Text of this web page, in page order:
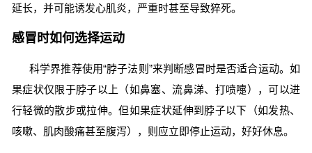
延长，并可能诱发心肌炎，严重时甚至导致猝死。
感冒时如何选择运动
科学界推荐使用“脖子法则”来判断感冒时是否适合运动。如
果症状仅限于脖子以上（如鼻塞、流鼻涕、打喷嚏），可以进
行轻微的散步或拉伸。但如果症状延伸到脖子以下（如发热、
咳嗽、肌肉酸痛甚至腹泻），则应立即停止运动，好好休息。